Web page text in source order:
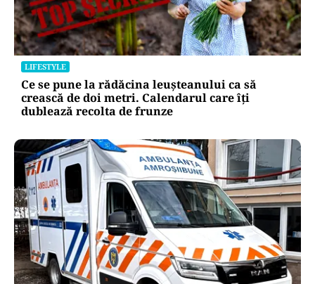
LIFESTYLE
Ce se pune la rădăcina leușteanului ca să
crească de doi metri. Calendarul care îți
dublează recolta de frunze